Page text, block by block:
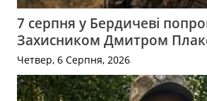
7 серпня у Бердичеві
Захисником Дмитром
Четвер, 6 Серпня, 2026